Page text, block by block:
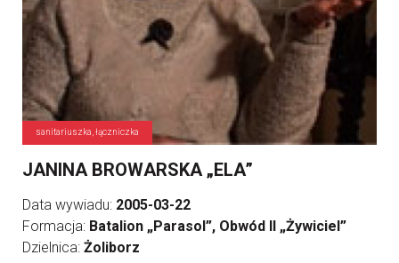
sanitariuszka, łączniczka
JANINA BROWARSKA „ELA”
Data wywiadu: 2005-03-22
Formacja: Batalion „Parasol”, Obwód II „Żywiciel”
Dzielnica: Żoliborz